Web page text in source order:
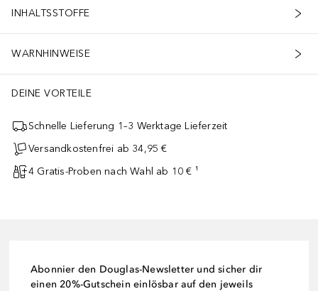
INHALTSSTOFFE
WARNHINWEISE
DEINE VORTEILE
Schnelle Lieferung 1–3 Werktage Lieferzeit
Versandkostenfrei ab 34,95 €
4 Gratis-Proben nach Wahl ab 10 € ¹
Abonnier den Douglas-Newsletter und sicher dir
einen 20%-Gutschein einlösbar auf den jeweils